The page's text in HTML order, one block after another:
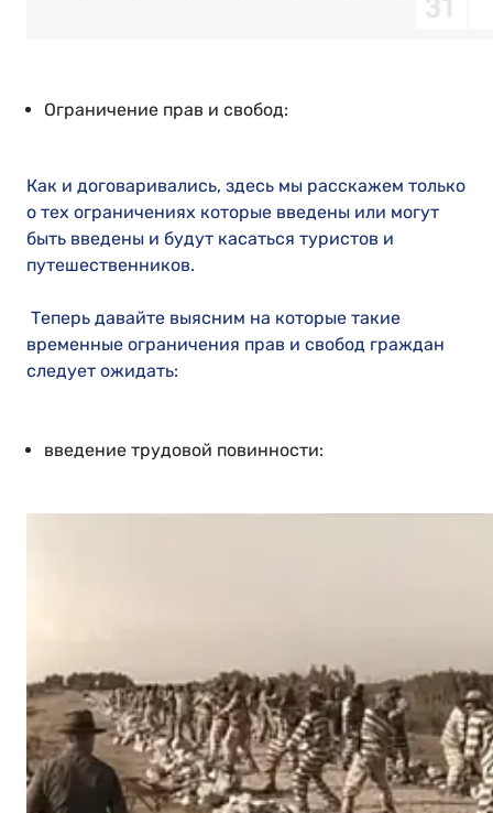
Ограничение прав и свобод:
Как и договаривались, здесь мы расскажем только
о тех ограничениях которые введены или могут
быть введены и будут касаться туристов и
путешественников.
Теперь давайте выясним на которые такие
временные ограничения прав и свобод граждан
следует ожидать:
введение трудовой повинности: